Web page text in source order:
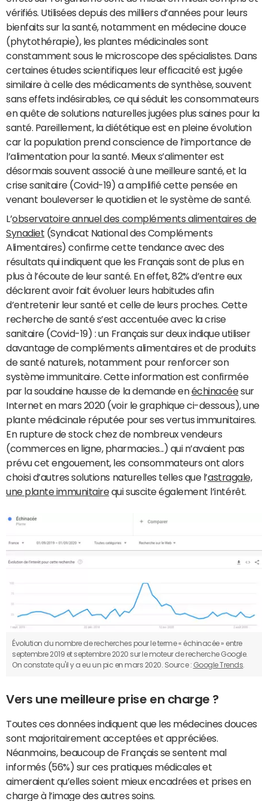
vérifiés. Utilisées depuis des milliers d’années pour leurs
bienfaits sur la santé, notamment en médecine douce
(phytothérapie), les plantes médicinales sont
constamment sous le microscope des spécialistes. Dans
certaines études scientifiques leur efficacité est jugée
similaire à celle des médicaments de synthèse, souvent
sans effets indésirables, ce qui séduit les consommateurs
en quête de solutions naturelles jugées plus saines pour la
santé. Pareillement, la diététique est en pleine évolution
car la population prend conscience de l’importance de
l’alimentation pour la santé. Mieux s’alimenter est
désormais souvent associé à une meilleure santé, et la
crise sanitaire (Covid-19) a amplifié cette pensée en
venant bouleverser le quotidien et le système de santé.
L’observatoire annuel des compléments alimentaires de
Synadiet (Syndicat National des Compléments
Alimentaires) confirme cette tendance avec des
résultats qui indiquent que les Français sont de plus en
plus à l’écoute de leur santé. En effet, 82% d’entre eux
déclarent avoir fait évoluer leurs habitudes afin
d’entretenir leur santé et celle de leurs proches. Cette
recherche de santé s’est accentuée avec la crise
sanitaire (Covid-19) : un Français sur deux indique utiliser
davantage de compléments alimentaires et de produits
de santé naturels, notamment pour renforcer son
système immunitaire. Cette information est confirmée
par la soudaine hausse de la demande enéchinacéesur
Internet en mars 2020 (voir le graphique ci-dessous), une
plante médicinale réputée pour ses vertus immunitaires.
En rupture de stock chez de nombreux vendeurs
(commerces en ligne, pharmacies...) qui n’avaient pas
prévu cet engouement, les consommateurs ont alors
choisi d’autres solutions naturelles telles que l’astragale,
une plante immunitairequi suscite également l’intérêt.
Évolution du nombre de recherches pour le terme « échinacée » entre
septembre 2019 et septembre 2020 sur le moteur de recherche Google.
On constate qu'il y a eu un pic en mars 2020. Source : Google Trends
Vers une meilleure prise en charge ?
Toutes ces données indiquent que les médecines douces
sont majoritairement acceptées et appréciées.
Néanmoins, beaucoup de Français se sentent mal
informés (56%) sur ces pratiques médicales et
aimeraient qu’elles soient mieux encadrées et prises en
charge à l’image des autres soins.